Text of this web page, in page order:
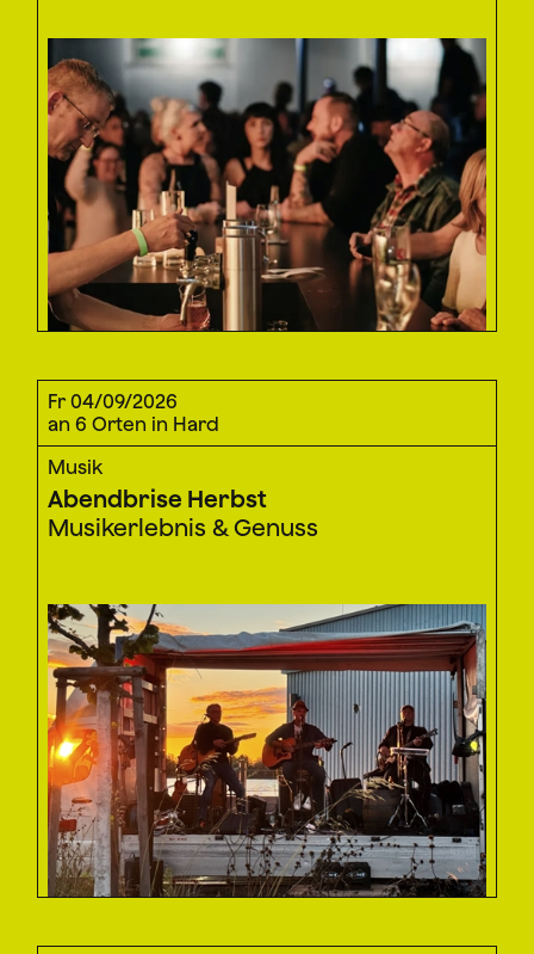
Fr 04/09/2026
an 6 Orten in Hard
Musik
Abendbrise Herbst
Musikerlebnis & Genuss